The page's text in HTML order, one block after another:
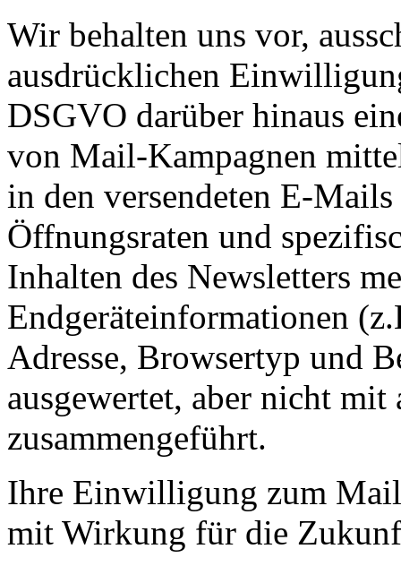
Wir behalten uns vor,
ausdrücklichen
DSGVO darüber hinaus
von Mail-Kampagnen
in den versendeten E-
Öffnungsraten und
Inhalten des Newsletters
Endgeräteinformationen
Adresse, Browsertyp und
ausgewertet, aber nicht mit
zusammengeführt.
Ihre Einwilligung zum
mit Wirkung für die